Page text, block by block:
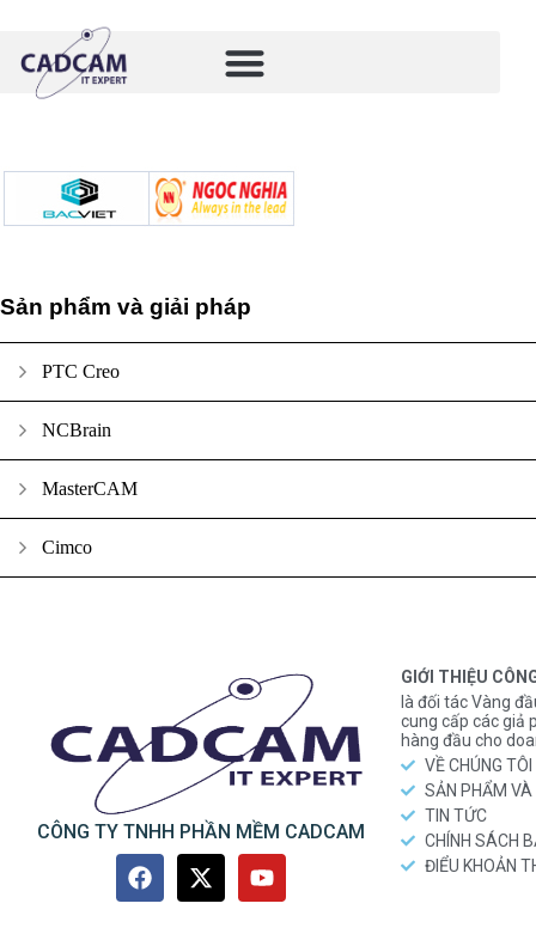
Sản phẩm và giải pháp
PTC Creo
NCBrain
MasterCAM
Cimco
CÔNG TY TNHH PHẦN MỀM CADCAM
GIỚI THIỆU
là đối tác Vàng
cung cấp các giả
hàng đầu cho
VỀ CHÚNG TÔI
SẢN PHẨM VÀ
TIN TỨC
CHÍNH SÁCH
ĐIỂU KHOẢN